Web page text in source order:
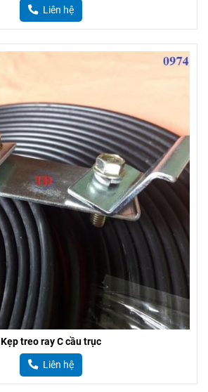
Liên hệ
Kẹp treo ray C cầu trục
Liên hệ